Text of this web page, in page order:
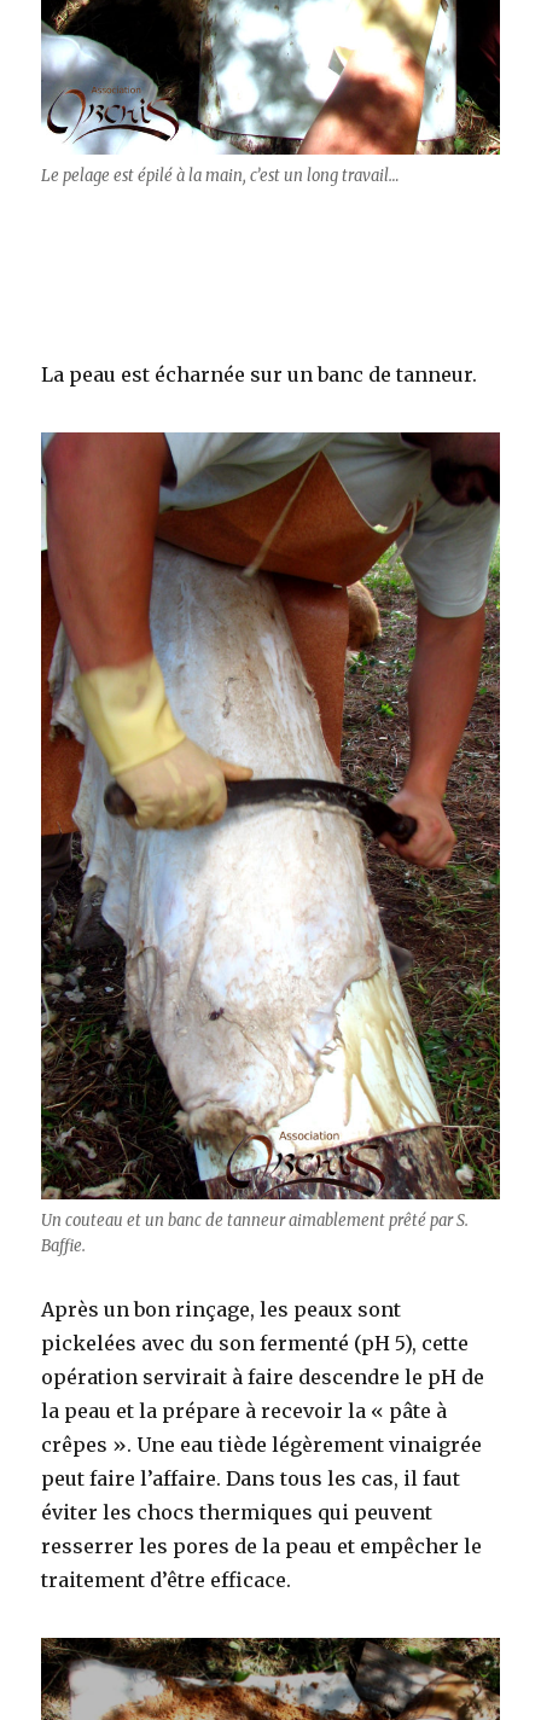
Le pelage est épilé à la main, c’est un long travail…
La peau est écharnée sur un banc de tanneur.
Un couteau et un banc de tanneur aimablement prêté par S.
Baffie.
Après un bon rinçage, les peaux sont
pickelées avec du son fermenté (pH 5), cette
opération servirait à faire descendre le pH de
la peau et la prépare à recevoir la « pâte à
crêpes ». Une eau tiède légèrement vinaigrée
peut faire l’affaire. Dans tous les cas, il faut
éviter les chocs thermiques qui peuvent
resserrer les pores de la peau et empêcher le
traitement d’être efficace.